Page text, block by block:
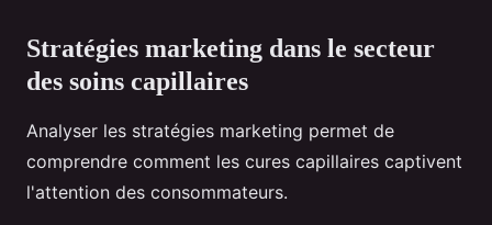
Stratégies marketing dans le secteur
des soins capillaires
Analyser les stratégies marketing permet de
comprendre comment les cures capillaires captivent
l'attention des consommateurs.